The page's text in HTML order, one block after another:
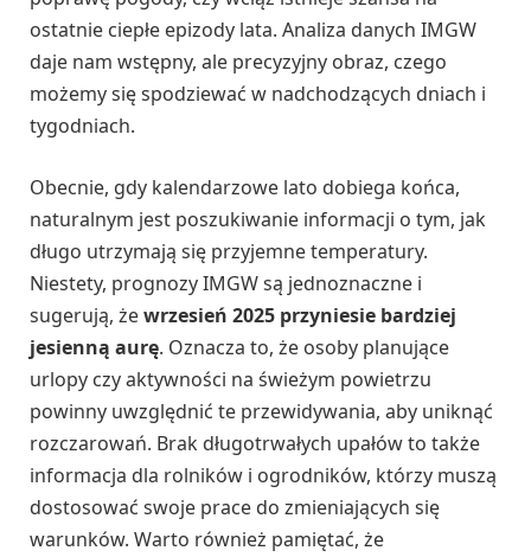
ostatnie ciepłe epizody lata. Analiza danych IMGW
daje nam wstępny, ale precyzyjny obraz, czego
możemy się spodziewać w nadchodzących dniach i
tygodniach.
Obecnie, gdy kalendarzowe lato dobiega końca,
naturalnym jest poszukiwanie informacji o tym, jak
długo utrzymają się przyjemne temperatury.
Niestety, prognozy IMGW są jednoznaczne i
sugerują, żewrzesień 2025 przyniesie bardziej
jesienną aurę. Oznacza to, że osoby planujące
urlopy czy aktywności na świeżym powietrzu
powinny uwzględnić te przewidywania, aby uniknąć
rozczarowań. Brak długotrwałych upałów to także
informacja dla rolników i ogrodników, którzy muszą
dostosować swoje prace do zmieniających się
warunków. Warto również pamiętać, że